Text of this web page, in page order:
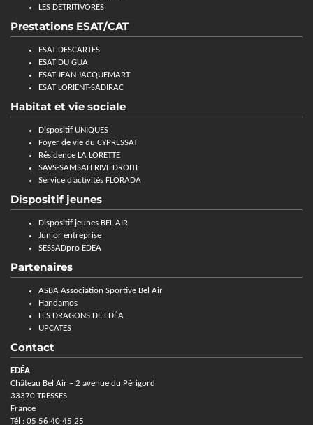
LES DETRITIVORES
Prestations ESAT/CAT
ESAT DESCARTES
ESAT DU GUA
ESAT JEAN JACQUEMART
ESAT LORIENT-SADIRAC
Habitat et vie sociale
Dispositif UNIQUES
Foyer de vie du CYPRESSAT
Résidence LA LORETTE
SAVS-SAMSAH RIVE DROITE
Service d’activités FLORADA
Dispositif jeunes
Dispositif jeunes BEL AIR
Junior entreprise
SESSADpro EDEA
Partenaires
ASBA Association Sportive Bel Air
Handamos
LES DRAGONS DE EDÉA
UPCATES
Contact
EDÉA
Château Bel Air – 2 avenue du Périgord
33370 TRESSES
France
Tél : 05 56 40 45 25